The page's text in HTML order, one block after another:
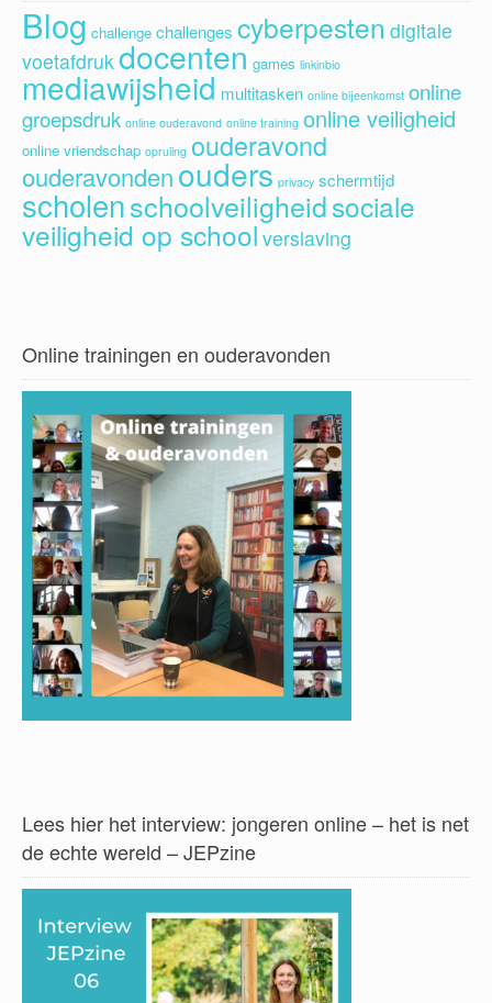
Blog challenge challenges cyberpesten digitale
voetafdrukdocenten games linkinbio
mediawijsheid multitasken online bijeenkomst online
groepsdruk online ouderavond online training online veiligheid
online vriendschap opruiing ouderavond
ouderavondenouders privacy schermtijd
scholenschoolveiligheidsociale
veiligheid op school verslaving
Online trainingen en ouderavonden
Lees hier het interview: jongeren online – het is net
de echte wereld – JEPzine